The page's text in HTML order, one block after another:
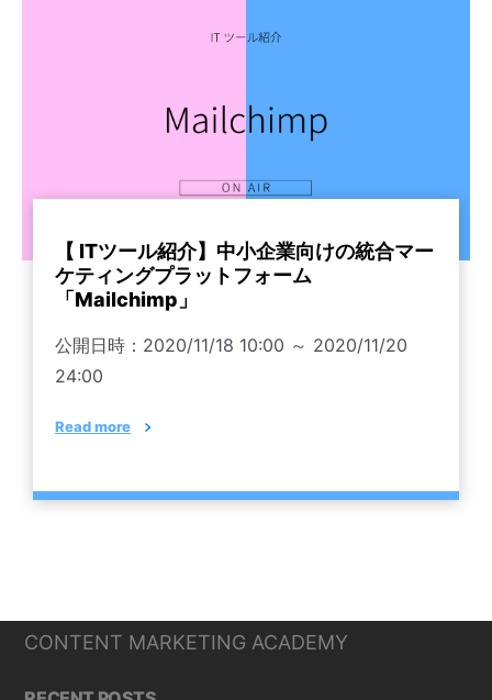
【 ITツール紹介】中小企業向けの統合マー
ケティングプラットフォーム
「Mailchimp」
公開日時：2020/11/18 10:00 ～ 2020/11/20
24:00
Read more
CONTENT MARKETING ACADEMY